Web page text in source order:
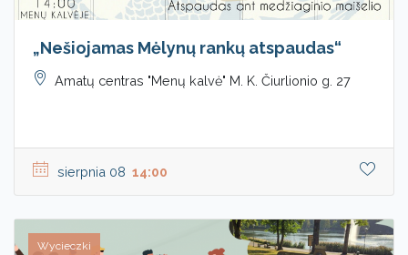
„Nešiojamas Mėlynų rankų atspaudas“
Amatų centras "Menų kalvė" M. K. Čiurlionio g. 27
sierpnia 08 14:00
Wycieczki